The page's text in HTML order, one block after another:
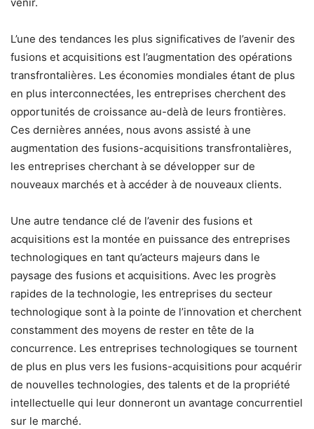
venir.
L’une des tendances les plus significatives de l’avenir des
fusions et acquisitions est l’augmentation des opérations
transfrontalières. Les économies mondiales étant de plus
en plus interconnectées, les entreprises cherchent des
opportunités de croissance au-delà de leurs frontières.
Ces dernières années, nous avons assisté à une
augmentation des fusions-acquisitions transfrontalières,
les entreprises cherchant à se développer sur de
nouveaux marchés et à accéder à de nouveaux clients.
Une autre tendance clé de l’avenir des fusions et
acquisitions est la montée en puissance des entreprises
technologiques en tant qu’acteurs majeurs dans le
paysage des fusions et acquisitions. Avec les progrès
rapides de la technologie, les entreprises du secteur
technologique sont à la pointe de l’innovation et cherchent
constamment des moyens de rester en tête de la
concurrence. Les entreprises technologiques se tournent
de plus en plus vers les fusions-acquisitions pour acquérir
de nouvelles technologies, des talents et de la propriété
intellectuelle qui leur donneront un avantage concurrentiel
sur le marché.